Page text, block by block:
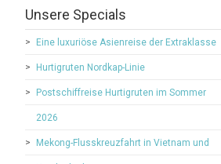
Unsere Specials
Eine luxuriöse Asienreise der Extraklasse
Hurtigruten Nordkap-Linie
Postschiffreise Hurtigruten im Sommer
2026
Mekong-Flusskreuzfahrt in Vietnam und